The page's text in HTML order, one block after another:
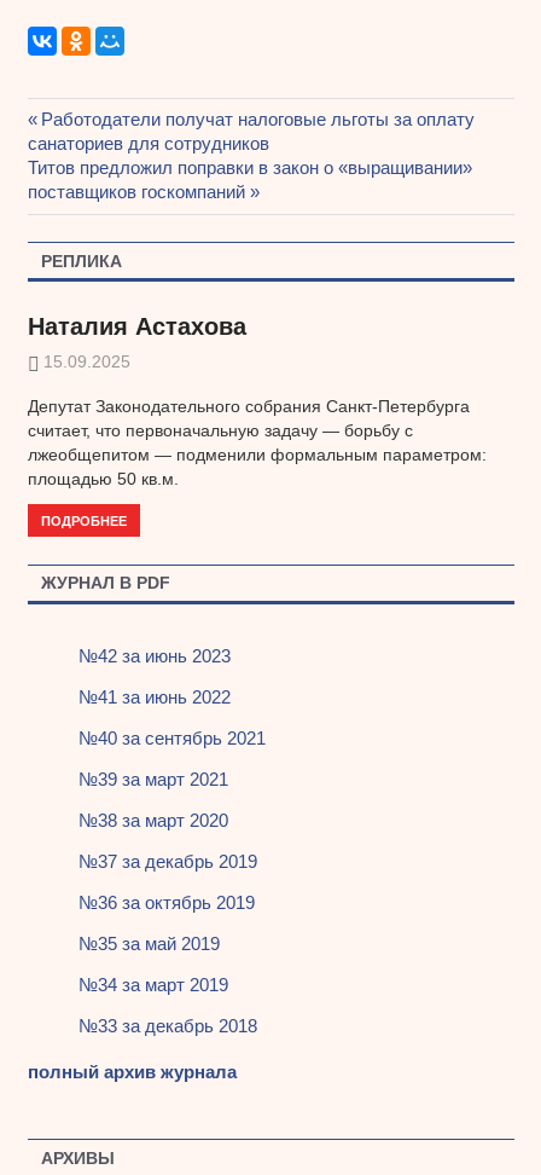
Навигация
по
записям
Предыдущая
запись:
Работодатели получат налоговые льготы за оплату
санаториев для сотрудников
Следующая
запись:
Титов предложил поправки в закон о «выращивании»
поставщиков госкомпаний
РЕПЛИКА
Наталия Астахова
15.09.2025
Депутат Законодательного собрания Санкт-Петербурга
считает, что первоначальную задачу — борьбу с
лжеобщепитом — подменили формальным параметром:
площадью 50 кв.м.
ПОДРОБНЕЕ
ЖУРНАЛ В PDF
№42 за июнь 2023
№41 за июнь 2022
№40 за сентябрь 2021
№39 за март 2021
№38 за март 2020
№37 за декабрь 2019
№36 за октябрь 2019
№35 за май 2019
№34 за март 2019
№33 за декабрь 2018
полный архив журнала
АРХИВЫ